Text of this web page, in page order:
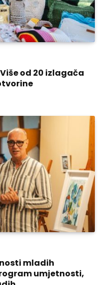
od 20 izlagača
mladih
umjetnosti,